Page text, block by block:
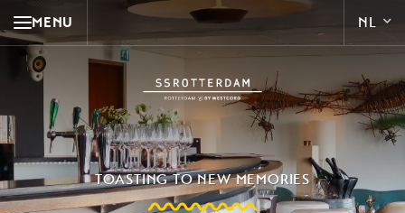
MENU
TOASTING TO NEW MEMORIES